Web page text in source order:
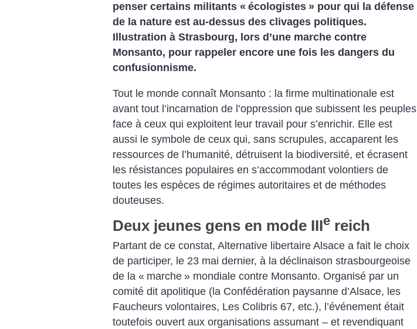
penser certains militants « écologistes » pour qui la défense
de la nature est au-dessus des clivages politiques.
Illustration à Strasbourg, lors d’une marche contre
Monsanto, pour rappeler encore une fois les dangers du
confusionnisme.
Tout le monde connaît Monsanto : la firme multinationale est
avant tout l’incarnation de l’oppression que subissent les peuples
face à ceux qui exploitent leur travail pour s’enrichir. Elle est
aussi le symbole de ceux qui, sans scrupules, accaparent les
ressources de l’humanité, détruisent la biodiversité, et écrasent
les résistances populaires en s’accommodant volontiers de
toutes les espèces de régimes autoritaires et de méthodes
douteuses.
Deux jeunes gens en mode IIIe reich
Partant de ce constat, Alternative libertaire Alsace a fait le choix
de participer, le 23 mai dernier, à la déclinaison strasbourgeoise
de la « marche » mondiale contre Monsanto. Organisé par un
comité dit apolitique (la Confédération paysanne d’Alsace, les
Faucheurs volontaires, Les Colibris 67, etc.), l’événement était
toutefois ouvert aux organisations assumant – et revendiquant